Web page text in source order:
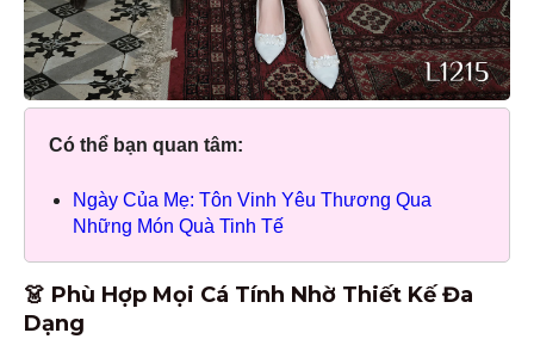
Có thể bạn quan tâm:
Ngày Của Mẹ: Tôn Vinh Yêu Thương Qua
Những Món Quà Tinh Tế
👗 Phù Hợp Mọi Cá Tính Nhờ Thiết Kế Đa
Dạng